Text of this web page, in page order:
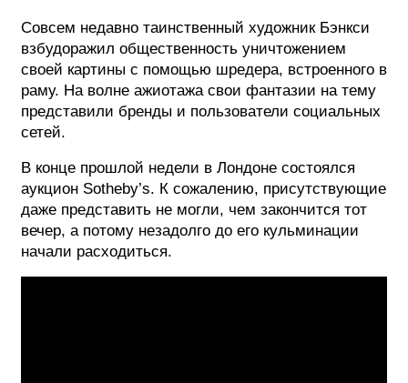
Совсем недавно таинственный художник Бэнкси
взбудоражил общественность уничтожением
своей картины с помощью шредера, встроенного в
раму. На волне ажиотажа свои фантазии на тему
представили бренды и пользователи социальных
сетей.
В конце прошлой недели в Лондоне состоялся
аукцион Sotheby’s. К сожалению, присутствующие
даже представить не могли, чем закончится тот
вечер, а потому незадолго до его кульминации
начали расходиться.
ФЕСТИВАЛИ
ФОТОГРАФИЯ
ИСТОРИИ БРЕНДОВ